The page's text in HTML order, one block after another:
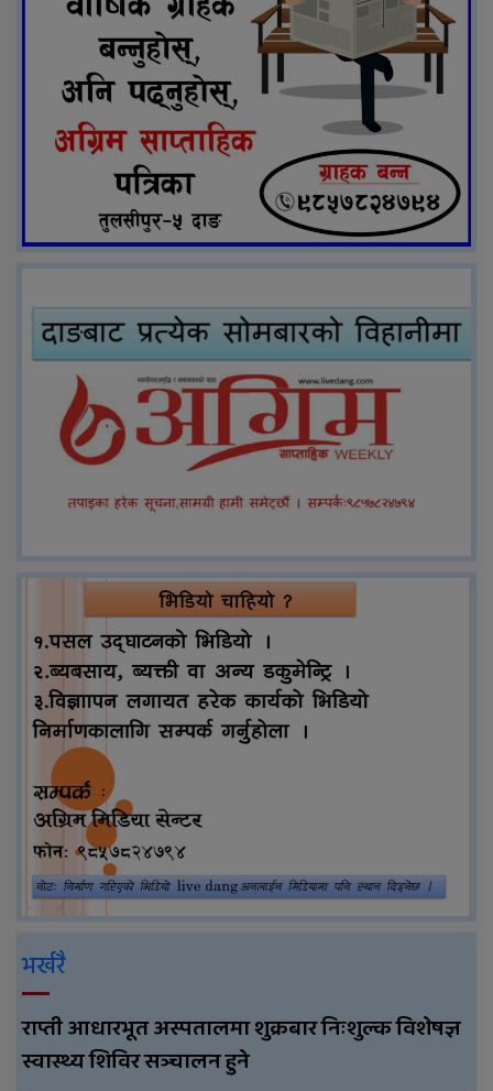
भर्खरै
राप्ती आधारभूत अस्पतालमा शुक्रबार निःशुल्क विशेषज्ञ
स्वास्थ्य शिविर सञ्चालन हुने